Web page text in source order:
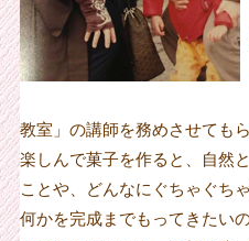
教室」の講師を務めさせても
楽しんで菓子を作ると、自然
ことや、どんなにぐちゃぐち
何かを完成までもってきたい